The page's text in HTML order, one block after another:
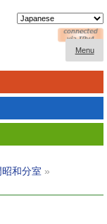
Menu
和分室